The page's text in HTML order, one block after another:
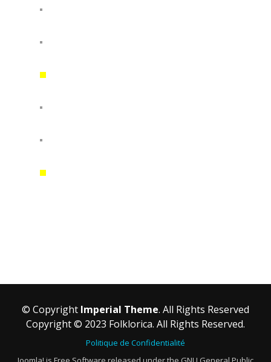
© Copyright Imperial Theme. All Rights Reserved
Copyright © 2023 Folklorica. All Rights Reserved.
Politique de Confidentialité